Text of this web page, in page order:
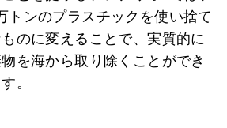
ンのプラスチックを使い捨て
のに変えることで、実質的に
を海から取り除くことができ
。